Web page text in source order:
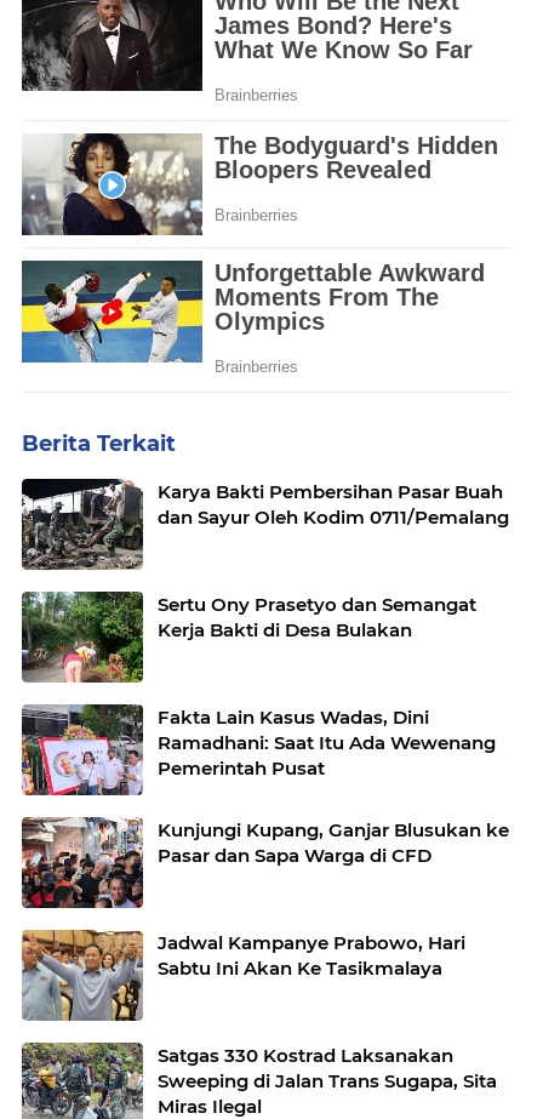
Berita Terkait
Karya Bakti Pembersihan Pasar Buah
dan Sayur Oleh Kodim 0711/Pemalang
Sertu Ony Prasetyo dan Semangat
Kerja Bakti di Desa Bulakan
Fakta Lain Kasus Wadas, Dini
Ramadhani: Saat Itu Ada Wewenang
Pemerintah Pusat
Kunjungi Kupang, Ganjar Blusukan ke
Pasar dan Sapa Warga di CFD
Jadwal Kampanye Prabowo, Hari
Sabtu Ini Akan Ke Tasikmalaya
Satgas 330 Kostrad Laksanakan
Sweeping di Jalan Trans Sugapa, Sita
Miras Ilegal